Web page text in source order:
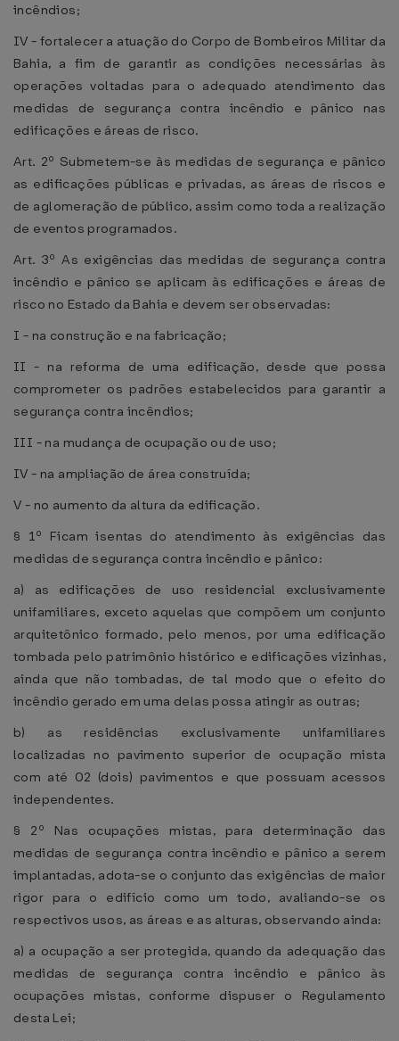
incêndios;
IV - fortalecer a atuação do Corpo de Bombeiros Militar da
Bahia, a fim de garantir as condições necessárias às
operações voltadas para o adequado atendimento das
medidas de segurança contra incêndio e pânico nas
edificações e áreas de risco.
Art. 2º Submetem-se às medidas de segurança e pânico
as edificações públicas e privadas, as áreas de riscos e
de aglomeração de público, assim como toda a realização
de eventos programados.
Art. 3º As exigências das medidas de segurança contra
incêndio e pânico se aplicam às edificações e áreas de
risco no Estado da Bahia e devem ser observadas:
I - na construção e na fabricação;
II - na reforma de uma edificação, desde que possa
comprometer os padrões estabelecidos para garantir a
segurança contra incêndios;
III - na mudança de ocupação ou de uso;
IV - na ampliação de área construída;
V - no aumento da altura da edificação.
§ 1º Ficam isentas do atendimento às exigências das
medidas de segurança contra incêndio e pânico:
a) as edificações de uso residencial exclusivamente
unifamiliares, exceto aquelas que compõem um conjunto
arquitetônico formado, pelo menos, por uma edificação
tombada pelo patrimônio histórico e edificações vizinhas,
ainda que não tombadas, de tal modo que o efeito do
incêndio gerado em uma delas possa atingir as outras;
b) as residências exclusivamente unifamiliares
localizadas no pavimento superior de ocupação mista
com até 02 (dois) pavimentos e que possuam acessos
independentes.
§ 2º Nas ocupações mistas, para determinação das
medidas de segurança contra incêndio e pânico a serem
implantadas, adota-se o conjunto das exigências de maior
rigor para o edifício como um todo, avaliando-se os
respectivos usos, as áreas e as alturas, observando ainda:
a) a ocupação a ser protegida, quando da adequação das
medidas de segurança contra incêndio e pânico às
ocupações mistas, conforme dispuser o Regulamento
desta Lei;